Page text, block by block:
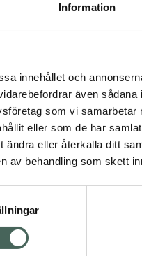
Information
innehållet och
även
som vi
eller som de har
eller återkalla ditt
av behandling som skett
Visa